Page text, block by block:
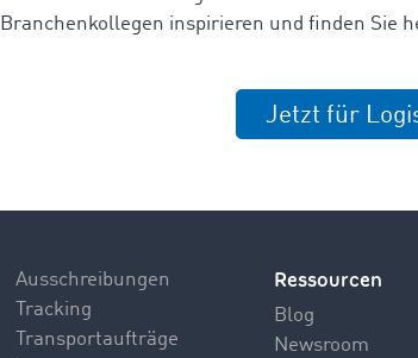
Branchenkollegen inspirieren und finden Sie
Jetzt für
Ausschreibungen
Tracking
Transportaufträge
Ressourcen
Blog
Newsroom